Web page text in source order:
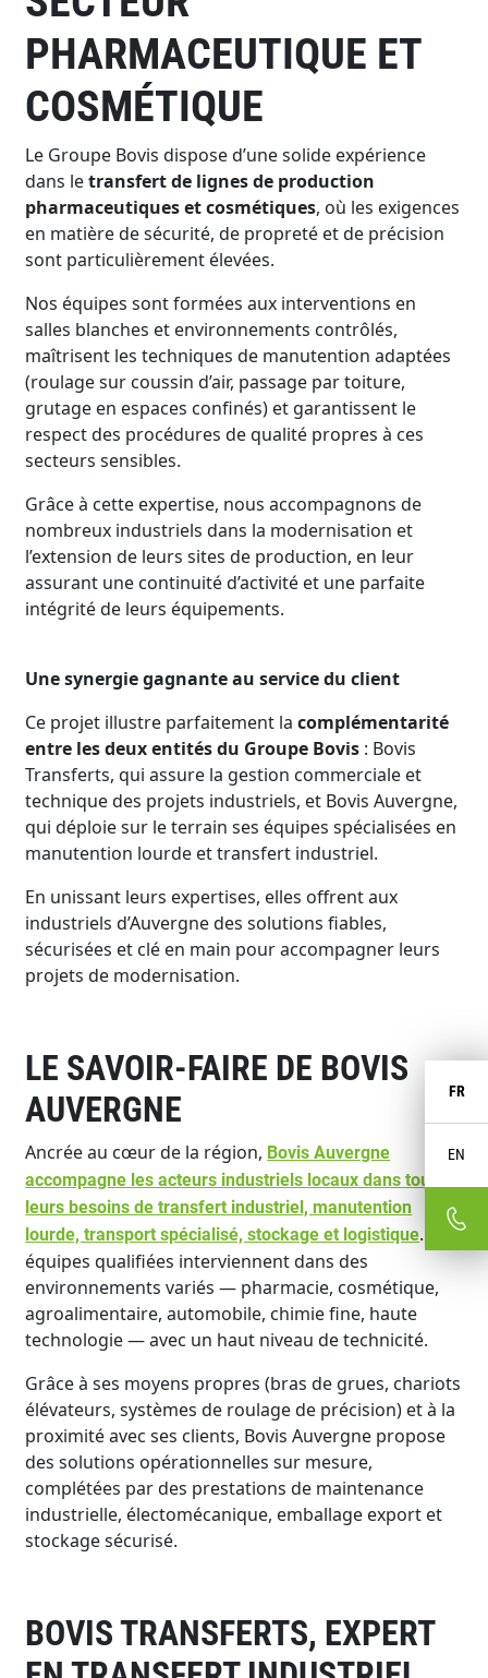
FR
EN
PHARMACEUTIQUE ET
COSMÉTIQUE
Le Groupe Bovis dispose d’une solide expérience
dans letransfert de lignes de production
pharmaceutiques et cosmétiques, où les exigences
en matière de sécurité, de propreté et de précision
sont particulièrement élevées.
Nos équipes sont formées aux interventions en
salles blanches et environnements contrôlés,
maîtrisent les techniques de manutention adaptées
(roulage sur coussin d’air, passage par toiture,
grutage en espaces confinés) et garantissent le
respect des procédures de qualité propres à ces
secteurs sensibles.
Grâce à cette expertise, nous accompagnons de
nombreux industriels dans la modernisation et
l’extension de leurs sites de production, en leur
assurant une continuité d’activité et une parfaite
intégrité de leurs équipements.
Une synergie gagnante au service du client
Ce projet illustre parfaitement lacomplémentarité
entre les deux entités du Groupe Bovis : Bovis
Transferts, qui assure la gestion commerciale et
technique des projets industriels, et Bovis Auvergne,
qui déploie sur le terrain ses équipes spécialisées en
manutention lourde et transfert industriel.
En unissant leurs expertises, elles offrent aux
industriels d’Auvergne des solutions fiables,
sécurisées et clé en main pour accompagner leurs
projets de modernisation.
LE SAVOIR-FAIRE DE BOVIS
AUVERGNE
Ancrée au cœur de la région, Bovis Auvergne
accompagne les acteurs industriels locaux dans tous
leurs besoins de transfert industriel, manutention
lourde, transport spécialisé, stockage et logistique. Ses
équipes qualifiées interviennent dans des
environnements variés — pharmacie, cosmétique,
agroalimentaire, automobile, chimie fine, haute
technologie — avec un haut niveau de technicité.
Grâce à ses moyens propres (bras de grues, chariots
élévateurs, systèmes de roulage de précision) et à la
proximité avec ses clients, Bovis Auvergne propose
des solutions opérationnelles sur mesure,
complétées par des prestations de maintenance
industrielle, électomécanique, emballage export et
stockage sécurisé.
BOVIS TRANSFERTS, EXPERT